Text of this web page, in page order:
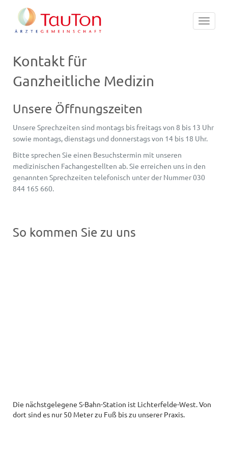
Toggle
Kontakt für
Ganzheitliche Medizin
Unsere Öffnungszeiten
Unsere Sprechzeiten sind montags bis freitags von 8 bis 13 Uhr
sowie montags, dienstags und donnerstags von 14 bis 18 Uhr.
Bitte sprechen Sie einen Besuchstermin mit unseren
medizinischen Fachangestellten ab. Sie erreichen uns in den
genannten Sprechzeiten telefonisch unter der Nummer 030
844 165 660.
So kommen Sie zu uns
Die nächstgelegene S-Bahn-Station ist Lichterfelde-West. Von
dort sind es nur 50 Meter zu Fuß bis zu unserer Praxis.